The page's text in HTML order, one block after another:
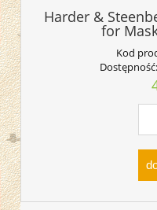
Harder &
for
Kod
Dostępność: